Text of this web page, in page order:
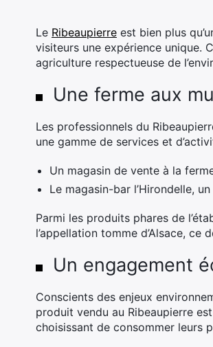
Le Ribeaupierre est bien plus
visiteurs une expérience unique.
agriculture respectueuse de
Une ferme aux
Les professionnels du
une gamme de services et
Un magasin de vente à la
Le magasin-bar l’Hirondelle,
Parmi les produits phares de
l’appellation tomme d’Alsace,
Un engagement
Conscients des enjeux
produit vendu au Ribeaupierre
choisissant de consommer leurs